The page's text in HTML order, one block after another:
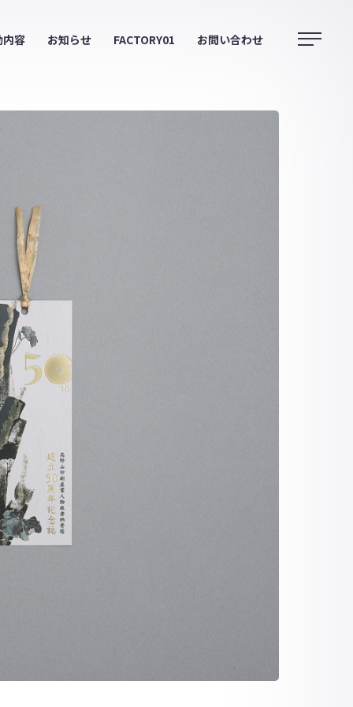
内容 お知らせ FACTORY01 お問い合わせ